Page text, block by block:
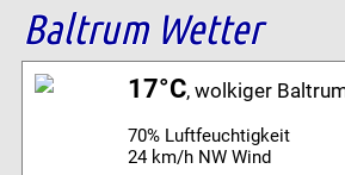
Baltrum Wetter
17°C, wolkiger
70% Luftfeuchtigkeit
24 km/h NW Wind